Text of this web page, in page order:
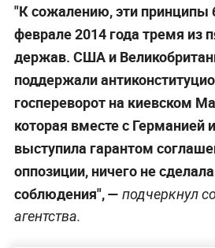
"К сожалению, эти
феврале 2014 года тремя из
держав. США и
поддержали
госпереворот на киевском
которая вместе с Германией
выступила гарантом
оппозиции, ничего не
соблюдения", — подчеркнул
агентства.